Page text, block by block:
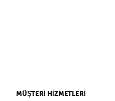
MÜŞTERİ HİZMETLERİ